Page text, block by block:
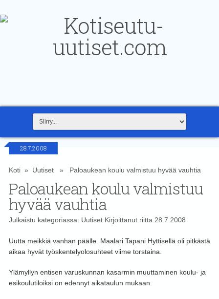
28.7.2008
Koti» Uutiset» Paloaukean koulu valmistuu hyvää vauhtia
Paloaukean koulu valmistuu
hyvää vauhtia
Julkaistu kategoriassa: UutisetKirjoittanut riitta 28.7.2008
Uutta meikkiä vanhan päälle. Maalari Tapani Hyttisellä oli pitkästä
aikaa hyvät työskentelyolosuhteet viime torstaina.
Ylämyllyn entisen varuskunnan kasarmin muuttaminen koulu- ja
esikoulutiloiksi on edennyt aikataulun mukaan.